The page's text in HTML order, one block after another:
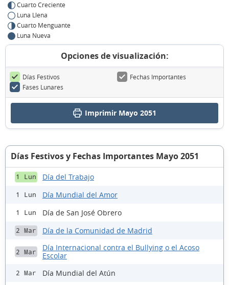
Cuarto Creciente
Luna Llena
Cuarto Menguante
Luna Nueva
Opciones de visualización:
Días Festivos
Fechas Importantes
Fases Lunares
Imprimir Mayo 2051
Días Festivos y Fechas Importantes Mayo 2051
1 Lun Día del Trabajo
1 Lun Día Mundial del Amor
1 Lun Día de San José Obrero
2 Mar Día de la Comunidad de Madrid
2 Mar
Día Internacional contra el Bullying o el Acoso
Escolar
2 Mar Día Mundial del Atún